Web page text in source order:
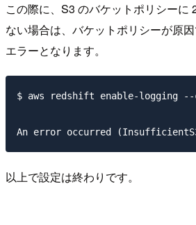
この際に、S3 のバケットポリシーに
ない場合は、バケットポリシーが原
エラーとなります。
$ aws redshift enable-logging
以上で設定は終わりです。